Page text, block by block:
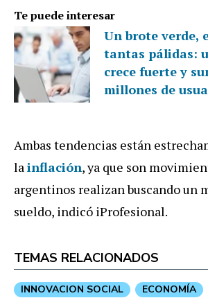
Te puede interesar
Un brote verde,
tantas pálidas:
crece fuerte y
millones de
Ambas tendencias están
lainflación, ya que son
argentinos realizan buscando un
sueldo, indicó iProfesional.
TEMAS RELACIONADOS
INNOVACION SOCIAL ECONOMÍA